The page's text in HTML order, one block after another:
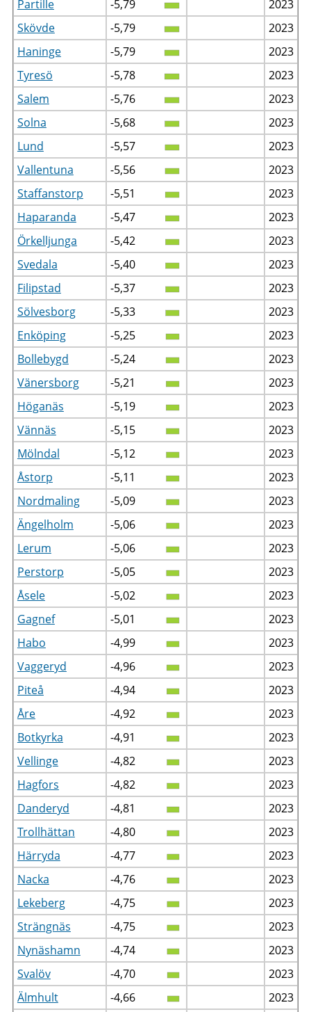
Partille -5,79
2023
Skövde
-5,79
2023
Haninge
-5,79
2023
Tyresö
-5,78
2023
Salem
-5,76
2023
Solna
-5,68
2023
Lund
-5,57
2023
Vallentuna
-5,56
2023
Staffanstorp
-5,51
2023
Haparanda
-5,47
2023
Örkelljunga
-5,42
2023
Svedala
-5,40
2023
Filipstad
-5,37
2023
Sölvesborg
-5,33
2023
Enköping
-5,25
2023
Bollebygd
-5,24
2023
Vänersborg
-5,21
2023
Höganäs
-5,19
2023
Vännäs
-5,15
2023
Mölndal
-5,12
2023
Åstorp
-5,11
2023
Nordmaling
-5,09
2023
Ängelholm
-5,06
2023
Lerum
-5,06
2023
Perstorp
-5,05
2023
Åsele
-5,02
2023
Gagnef
-5,01
2023
Habo
-4,99
2023
Vaggeryd
-4,96
2023
Piteå
-4,94
2023
Åre
-4,92
2023
Botkyrka
-4,91
2023
Vellinge
-4,82
2023
Hagfors
-4,82
2023
Danderyd
-4,81
2023
Trollhättan
-4,80
2023
Härryda
-4,77
2023
Nacka
-4,76
2023
Lekeberg
-4,75
2023
Strängnäs
-4,75
2023
Nynäshamn
-4,74
2023
Svalöv
-4,70
2023
Älmhult
-4,66
2023